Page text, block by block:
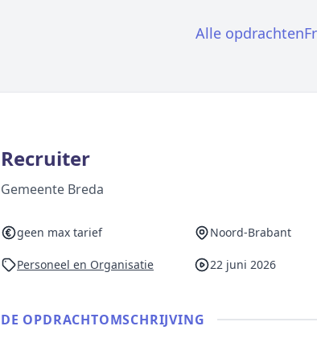
Alle opdrachten
Recruiter
Gemeente Breda
geen max tarief Noord-Brabant
Personeel en Organisatie 22 juni 2026
DE OPDRACHT­OMSCHRIJVING